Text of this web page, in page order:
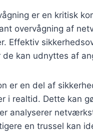
er en kritisk
overvågning af
Effektiv
de kan udnyttes af
er en del af
i realtid. Dette kan
analyserer
en trussel kan